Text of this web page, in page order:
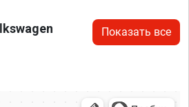
Показать все